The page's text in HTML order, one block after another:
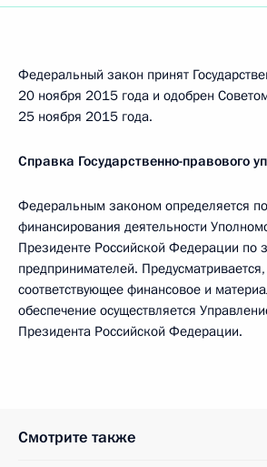
Федеральный закон принят
20 ноября 2015 года и одобрен
25 ноября 2015 года.
Справка Государственно-правового
Федеральным законом определяется
финансирования деятельности
Президенте Российской Федерации по
предпринимателей. Предусматривается,
соответствующее финансовое и
обеспечение осуществляется
Президента Российской Федерации.
Смотрите также